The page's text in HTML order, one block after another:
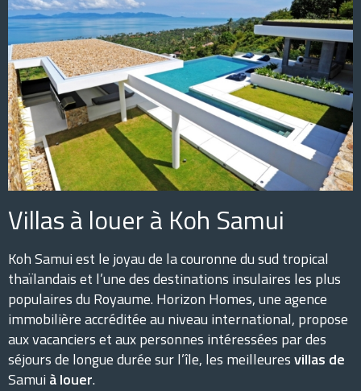
Villas à louer à Koh Samui
Koh Samui est le joyau de la couronne du sud tropical
thaïlandais et l’une des destinations insulaires les plus
populaires du Royaume. Horizon Homes, une agence
immobilière accréditée au niveau international, propose
aux vacanciers et aux personnes intéressées par des
séjours de longue durée sur l’île, les meilleuresvillas de
Samui à louer.